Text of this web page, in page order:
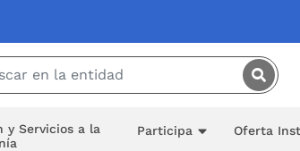
y Servicios a la
Participa Oferta